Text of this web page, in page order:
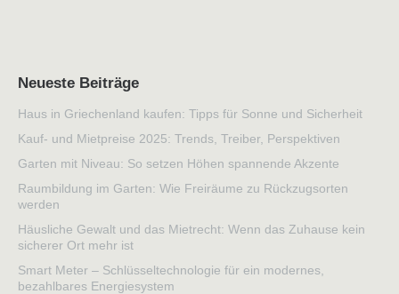
Neueste Beiträge
Haus in Griechenland kaufen: Tipps für Sonne und Sicherheit
Kauf- und Mietpreise 2025: Trends, Treiber, Perspektiven
Garten mit Niveau: So setzen Höhen spannende Akzente
Raumbildung im Garten: Wie Freiräume zu Rückzugsorten
werden
Häusliche Gewalt und das Mietrecht: Wenn das Zuhause kein
sicherer Ort mehr ist
Smart Meter – Schlüsseltechnologie für ein modernes,
bezahlbares Energiesystem